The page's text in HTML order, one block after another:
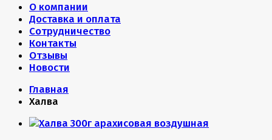
О компании
Доставка и оплата
Сотрудничество
Контакты
Отзывы
Новости
Главная
Халва